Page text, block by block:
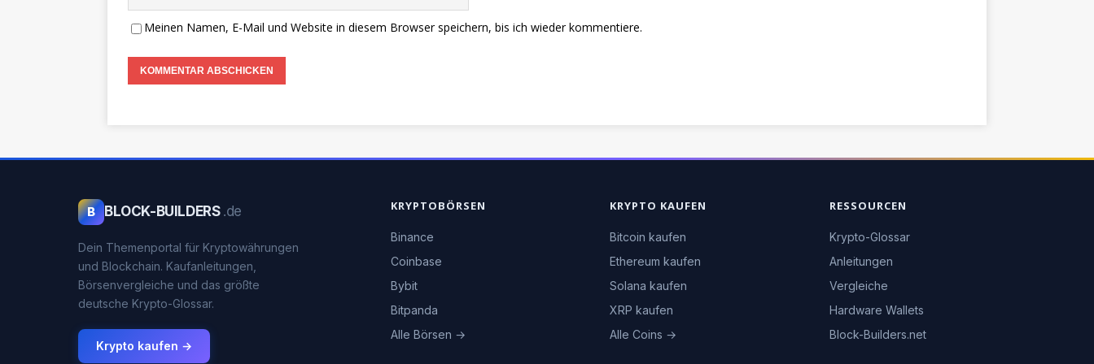
Meinen Namen, E-Mail und Website in diesem Browser speichern, bis ich wieder kommentiere.
B BLOCK-BUILDERS .de
Dein Themenportal für Kryptowährungen
und Blockchain. Kaufanleitungen,
Börsenvergleiche und das größte
deutsche Krypto-Glossar.
Krypto kaufen →
KRYPTOBÖRSEN
Binance
Coinbase
Bybit
Bitpanda
Alle Börsen →
KRYPTO KAUFEN
Bitcoin kaufen
Ethereum kaufen
Solana kaufen
XRP kaufen
Alle Coins →
RESSOURCEN
Krypto-Glossar
Anleitungen
Vergleiche
Hardware Wallets
Block-Builders.net